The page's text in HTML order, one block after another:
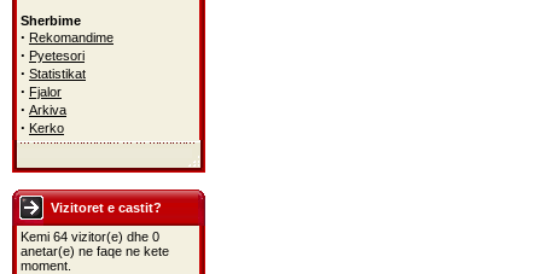
Sherbime
· Rekomandime
· Pyetesori
· Statistikat
· Fjalor
· Arkiva
· Kerko
Vizitoret e castit?
Kemi 64 vizitor(e) dhe 0
anetar(e) ne faqe ne kete
moment.